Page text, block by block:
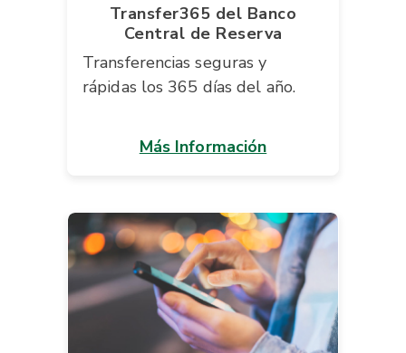
Transfer365 del Banco
Central de Reserva
Transferencias seguras y
rápidas los 365 días del año.
Más Información